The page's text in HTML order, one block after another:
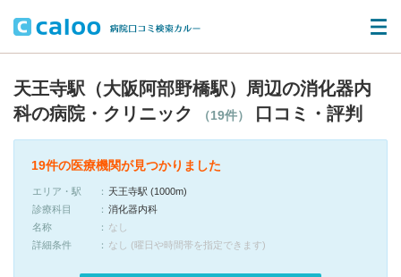
天王寺駅（大阪阿部野橋駅）周辺の消化器内
科の病院・クリニック
（19件） 口コミ・評判
19件の医療機関が見つかりました
エリア・駅
天王寺駅 (1000m)
診療科目
消化器内科
名称
なし
詳細条件
なし (曜日や時間帯を指定できます)